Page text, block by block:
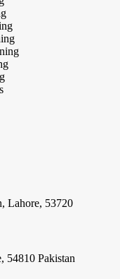
Lahore, 53720
54810 Pakistan